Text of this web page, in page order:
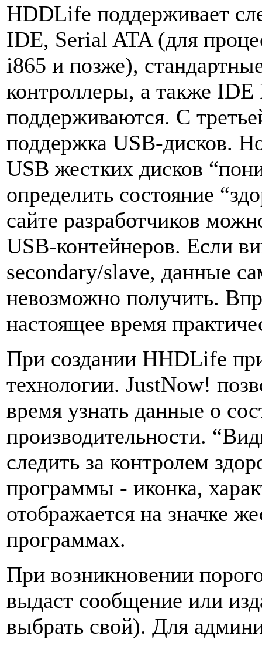
HDDLife поддерживает
IDE, Serial ATA (для
i865 и позже),
контроллеры, а также
поддерживаются. С
поддержка USB-дисков.
USB жестких дисков
определить состояние
сайте разработчиков
USB-контейнеров. Если
secondary/slave, данные
невозможно получить.
настоящее время
При создании HHDLife
технологии. JustNow!
время узнать данные о
производительности.
следить за контролем
программы - иконка,
отображается на значке
программах.
При возникновении
выдаст сообщение или
выбрать свой). Для